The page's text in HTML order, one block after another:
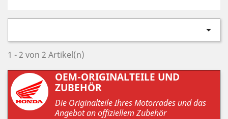

1 - 2 von 2 Artikel(n)
OEM-ORIGINALTEILE UND
ZUBEHÖR
Die Originalteile Ihres Motorrades und das
Angebot an offiziellem Zubehör